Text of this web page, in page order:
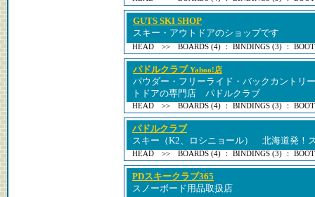
GUTS SKI SHOP
スキー・アウトドアのショップです
HEAD >> BOARDS (4) ： BINDINGS (3) ：
パドルクラブYahoo!店
パウダー・フリーライド・バックカントリ
トドアの専門店 パドルクラブ
HEAD >> BOARDS (4) ： BINDINGS (3) ：
パドルクラブ
スキー（K2、ロシニョール） 北海道発！
HEAD >> BOARDS (4) ： BINDINGS (3) ：
PDスキークラブ365
スノーボード用品取扱店